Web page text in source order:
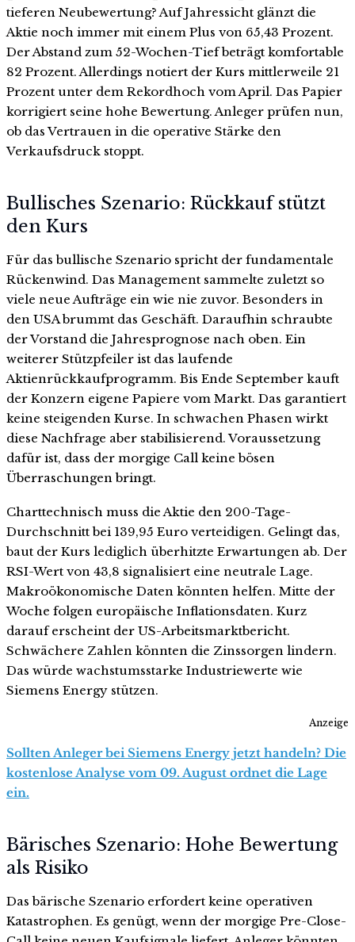
tieferen Neubewertung? Auf Jahressicht glänzt die
Aktie noch immer mit einem Plus von 65,43 Prozent.
Der Abstand zum 52-Wochen-Tief beträgt komfortable
82 Prozent. Allerdings notiert der Kurs mittlerweile 21
Prozent unter dem Rekordhoch vom April. Das Papier
korrigiert seine hohe Bewertung. Anleger prüfen nun,
ob das Vertrauen in die operative Stärke den
Verkaufsdruck stoppt.
Bullisches Szenario: Rückkauf stützt
den Kurs
Für das bullische Szenario spricht der fundamentale
Rückenwind. Das Management sammelte zuletzt so
viele neue Aufträge ein wie nie zuvor. Besonders in
den USA brummt das Geschäft. Daraufhin schraubte
der Vorstand die Jahresprognose nach oben. Ein
weiterer Stützpfeiler ist das laufende
Aktienrückkaufprogramm. Bis Ende September kauft
der Konzern eigene Papiere vom Markt. Das garantiert
keine steigenden Kurse. In schwachen Phasen wirkt
diese Nachfrage aber stabilisierend. Voraussetzung
dafür ist, dass der morgige Call keine bösen
Überraschungen bringt.
Charttechnisch muss die Aktie den 200-Tage-
Durchschnitt bei 139,95 Euro verteidigen. Gelingt das,
baut der Kurs lediglich überhitzte Erwartungen ab. Der
RSI-Wert von 43,8 signalisiert eine neutrale Lage.
Makroökonomische Daten könnten helfen. Mitte der
Woche folgen europäische Inflationsdaten. Kurz
darauf erscheint der US-Arbeitsmarktbericht.
Schwächere Zahlen könnten die Zinssorgen lindern.
Das würde wachstumsstarke Industriewerte wie
Siemens Energy stützen.
Anzeige
Sollten Anleger bei Siemens Energy jetzt handeln? Die
kostenlose Analyse vom 09. August ordnet die Lage
ein.
Bärisches Szenario: Hohe Bewertung
als Risiko
Das bärische Szenario erfordert keine operativen
Katastrophen. Es genügt, wenn der morgige Pre-Close-